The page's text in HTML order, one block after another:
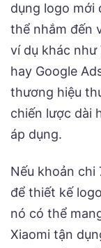
dụng logo mới
thể nhắm đến
ví dụ khác như
hay Google
thương hiệu
chiến lược dài
áp dụng.
Nếu khoản chi
để thiết kế
nó có thể
Xiaomi tận